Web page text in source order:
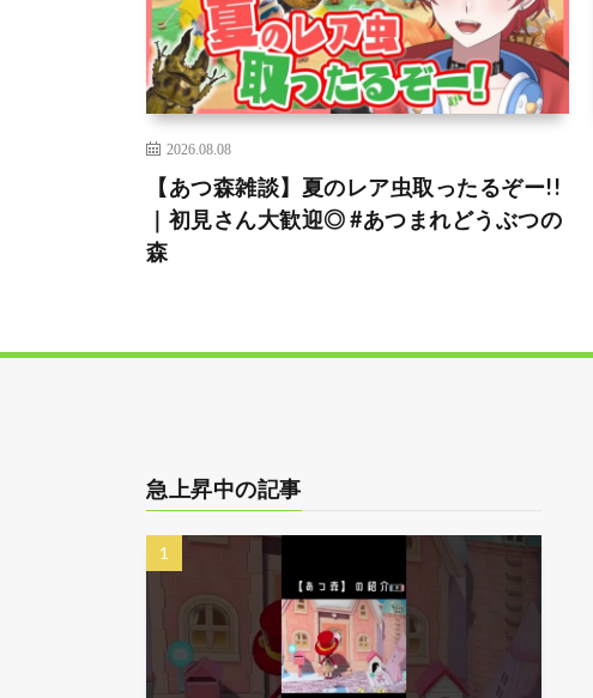
2026.08.08
【あつ森雑談】夏のレア虫取ったるぞー!!
｜初見さん大歓迎◎ #あつまれどうぶつの
森
急上昇中の記事